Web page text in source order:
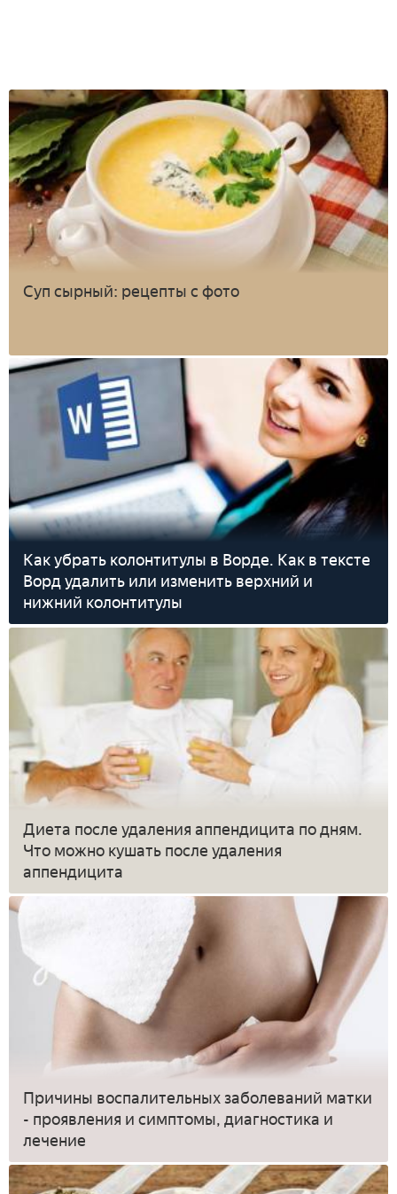
Суп сырный: рецепты с фото
Как убрать колонтитулы в Ворде. Как в тексте
Ворд удалить или изменить верхний и
нижний колонтитулы
Диета после удаления аппендицита по дням.
Что можно кушать после удаления
аппендицита
Причины воспалительных заболеваний матки
- проявления и симптомы, диагностика и
лечение